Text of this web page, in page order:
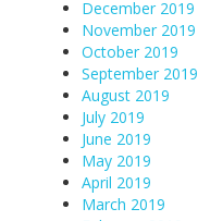
December 2019
November 2019
October 2019
September 2019
August 2019
July 2019
June 2019
May 2019
April 2019
March 2019